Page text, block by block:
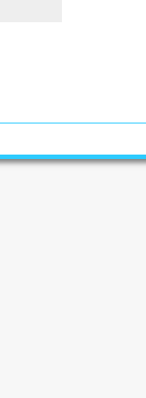
se kod